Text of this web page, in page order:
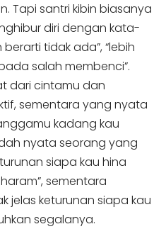
Tapi santri kibin biasanya
diri dengan kata-
tidak ada”, “lebih
salah membenci”.
dari cintamu dan
sementara yang nyata
kadang kau
nyata seorang yang
siapa kau hina
sementara
jelas keturunan siapa kau
segalanya.